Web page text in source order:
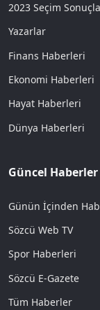
2023 Seçim
Yazarlar
Finans Haberleri
Ekonomi Haberleri
Hayat Haberleri
Dünya Haberleri
Güncel Haberler
Günün İçinden
Sözcü Web TV
Spor Haberleri
Sözcü E-Gazete
Tüm Haberler